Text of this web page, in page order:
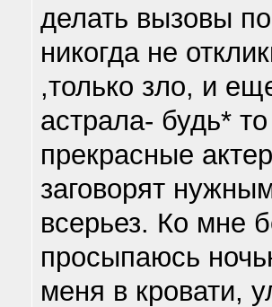
делать вызовы
никогда не
,только зло, и
астрала- будь*
прекрасные
заговорят
всерьез. Ко мне
просыпаюсь
меня в кровати,